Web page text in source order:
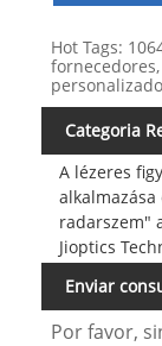
Hot Tags:
Categoria
A lézeres
alkalmazása
radarszem"
Jioptics
Enviar
Por favor,